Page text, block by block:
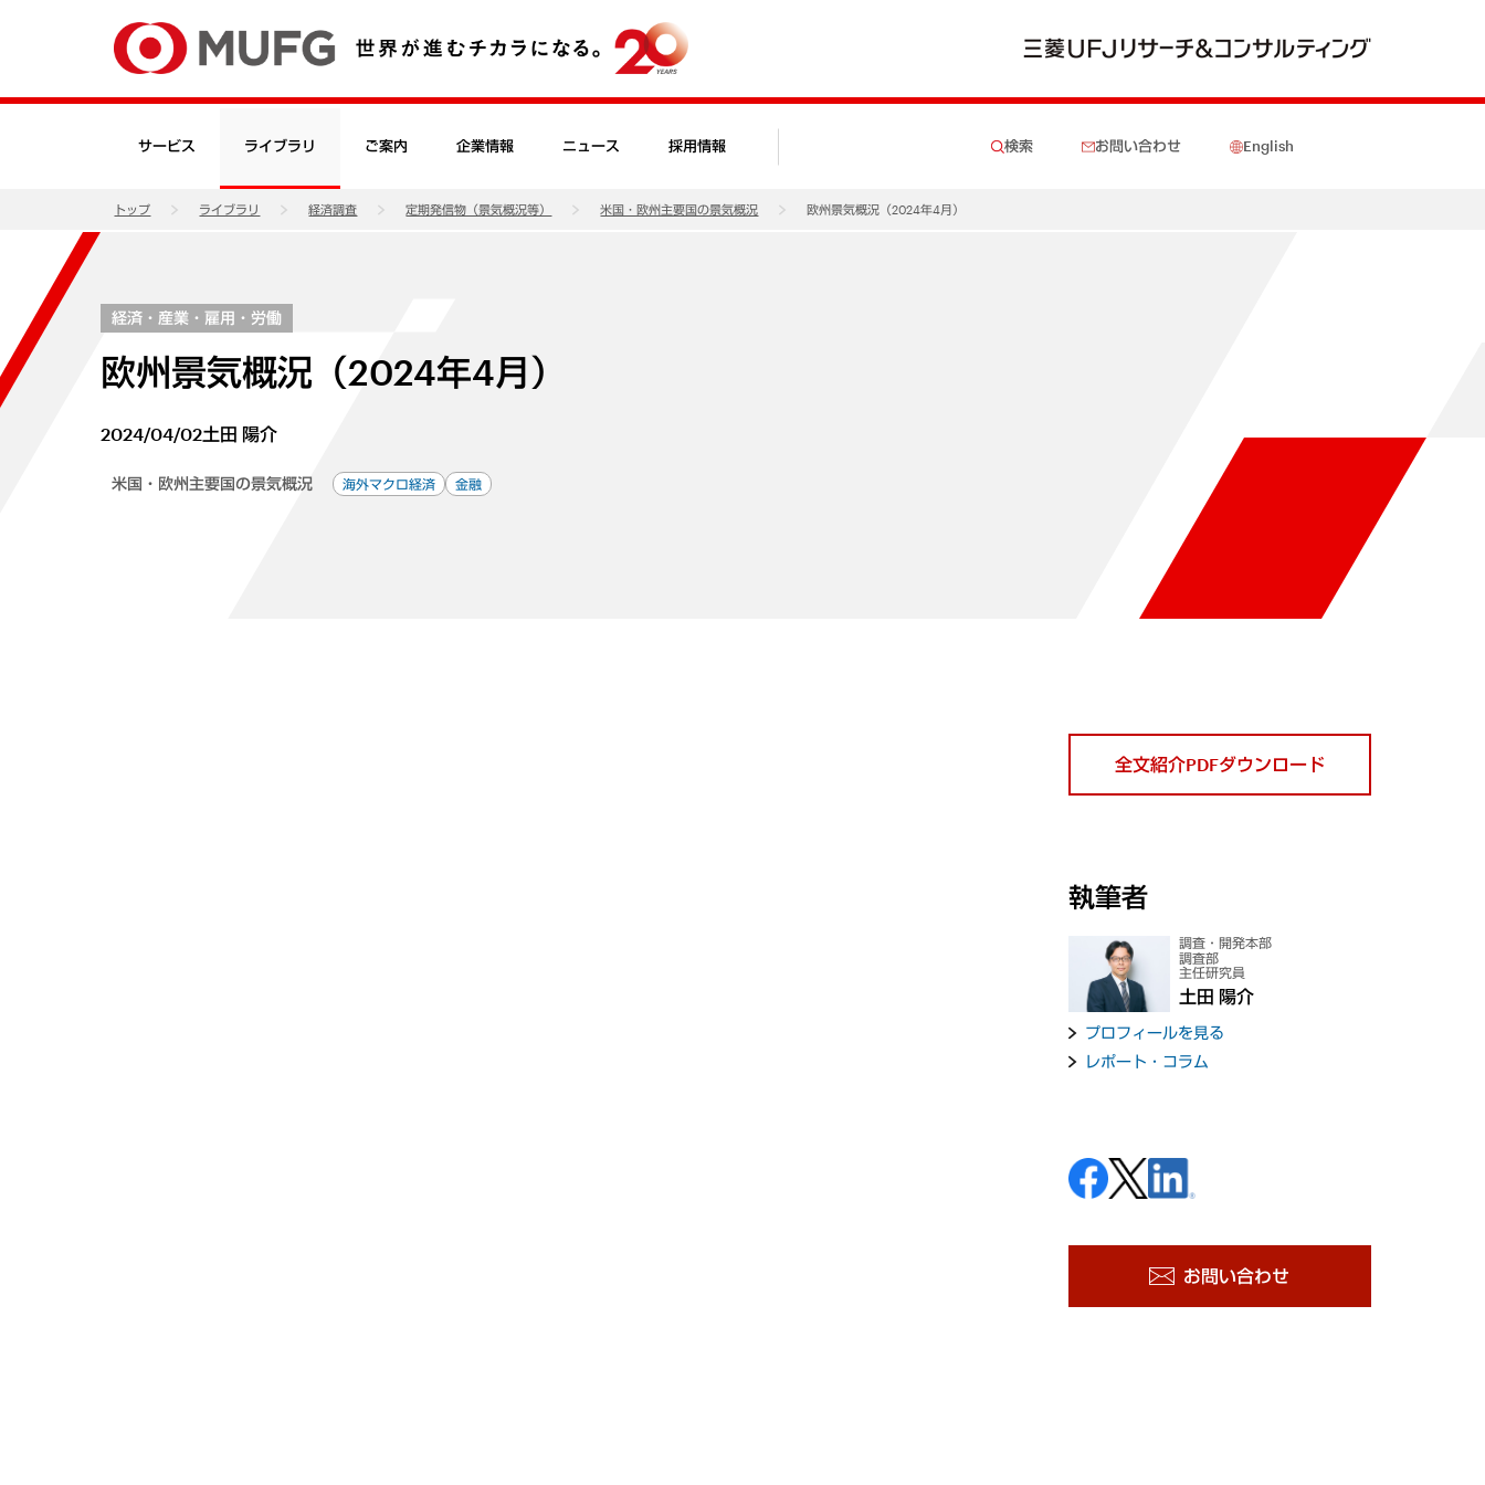
サービス ライブラリ ご案内 企業情報 ニュース 採用情報 検索 お問い合わせ English
トップ ライブラリ 経済調査 定期発信物（景気概況等） 米国・欧州主要国の景気概況 欧州景気概況（2024年4月）
経済・産業・雇用・労働
欧州景気概況（2024年4月）
2024/04/02土田 陽介
米国・欧州主要国の景気概況 海外マクロ経済 金融
全文紹介PDFダウンロード
執筆者
調査・開発本部
調査部
主任研究員
土田 陽介
プロフィールを見る
レポート・コラム
お問い合わせ